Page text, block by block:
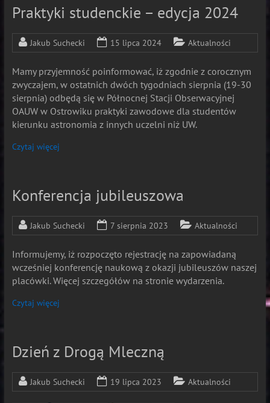
Praktyki studenckie – edycja 2024
Jakub Suchecki 15 lipca 2024 Aktualności
Mamy przyjemność poinformować, iż zgodnie z corocznym
zwyczajem, w ostatnich dwóch tygodniach sierpnia (19-30
sierpnia) odbędą się w Północnej Stacji Obserwacyjnej
OAUW w Ostrowiku praktyki zawodowe dla studentów
kierunku astronomia z innych uczelni niż UW.
Czytaj więcej
Konferencja jubileuszowa
Jakub Suchecki 7 sierpnia 2023 Aktualności
Informujemy, iż rozpoczęto rejestrację na zapowiadaną
wcześniej konferencję naukową z okazji jubileuszów naszej
placówki. Więcej szczegółów na stronie wydarzenia.
Czytaj więcej
Dzień z Drogą Mleczną
Jakub Suchecki 19 lipca 2023 Aktualności